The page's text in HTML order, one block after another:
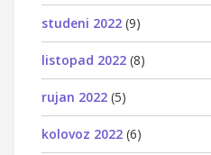
studeni 2022 (9)
listopad 2022 (8)
rujan 2022 (5)
kolovoz 2022 (6)